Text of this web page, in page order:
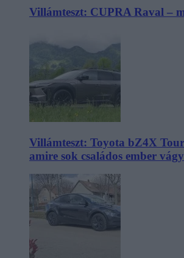
Villámteszt: CUPRA Raval –
Villámteszt: Toyota bZ4X
amire sok családos ember